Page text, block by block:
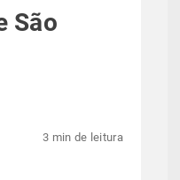
São
3 min de leitura